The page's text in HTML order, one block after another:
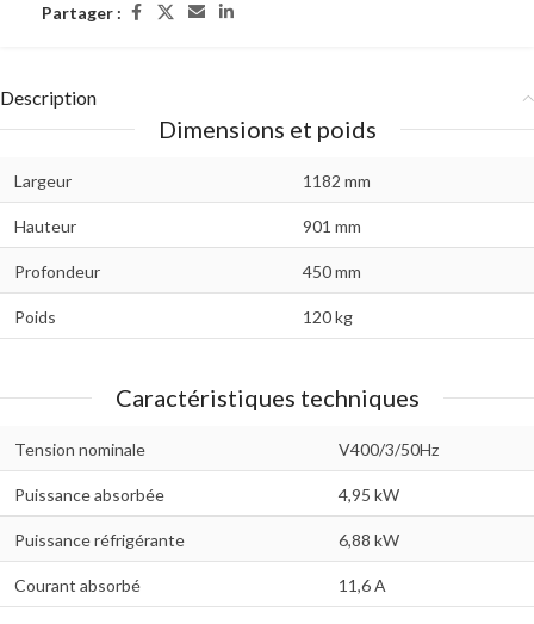
Partager :
Description
Dimensions et poids
Largeur 1182 mm
Hauteur 901 mm
Profondeur 450 mm
Poids 120 kg
Caractéristiques techniques
Tension nominale V400/3/50Hz
Puissance absorbée 4,95 kW
Puissance réfrigérante 6,88 kW
Courant absorbé 11,6 A